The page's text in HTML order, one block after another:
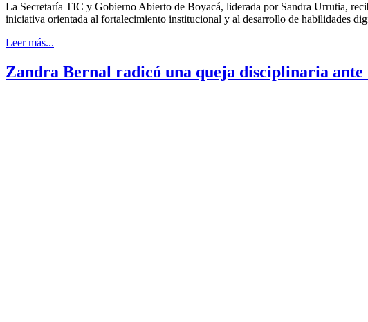
La Secretaría TIC y Gobierno Abierto de Boyacá, liderada por Sandra Urrutia,
iniciativa orientada al fortalecimiento institucional y al desarrollo de habilidades
Leer más...
Zandra Bernal radicó una queja disciplinaria